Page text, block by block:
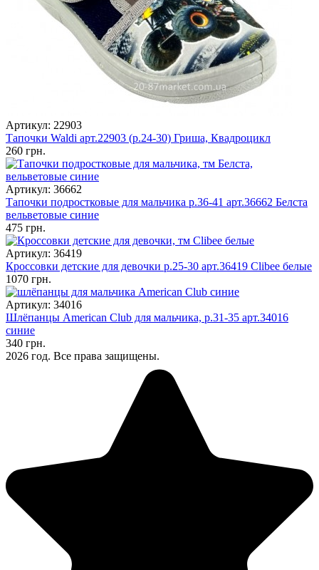
Артикул: 22903
Тапочки Waldi арт.22903 (р.24-30) Гриша, Квадроцикл
260 грн.
Артикул: 36662
Тапочки подростковые для мальчика р.36-41 арт.36662 Белста
вельветовые синие
475 грн.
Артикул: 36419
Кроссовки детские для девочки р.25-30 арт.36419 Clibee белые
1070 грн.
Артикул: 34016
Шлёпанцы American Club для мальчика, р.31-35 арт.34016
синие
340 грн.
2026 год. Все права защищены.